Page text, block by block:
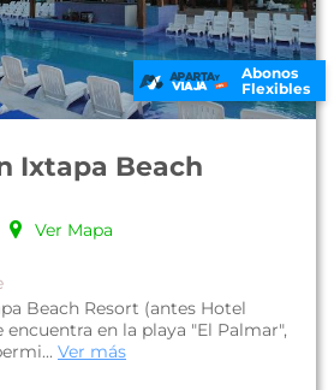
Abonos
Flexibles
Ixtapa Beach
Ver Mapa
Beach Resort (antes Hotel
encuentra en la playa "El Palmar",
Ver más